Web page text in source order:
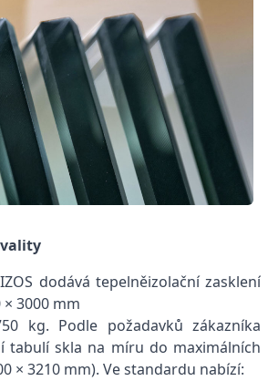
dodává tepelněizolační zasklení
3000 mm
kg. Podle požadavků zákazníka
tabulí skla na míru do maximálních
× 3210 mm). Ve standardu nabízí: